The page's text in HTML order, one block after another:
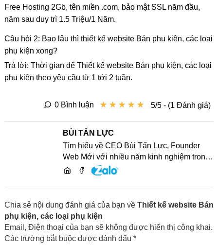
Free Hosting 2Gb, tên miền .com, bảo mật SSL năm đầu,
năm sau duy trì 1.5 Triệu/1 Năm.
Câu hỏi 2: Bao lâu thì thiết kế website Bán phụ kiện, các loại
phụ kiện xong?
Trả lời: Thời gian để Thiết kế website Bán phụ kiện, các loại
phụ kiện theo yêu cầu từ 1 tới 2 tuần.
★ ★ ★ ★ ★
★ ★ ★ ★ ★ 5/5 - (1 Đánh giá)
0 Bình luận
BÙI TẤN LỰC
Tìm hiểu về CEO Bùi Tấn Lực, Founder
Web Mới với nhiều năm kinh nghiệm trong
lĩnh vực phát triển website, SEO và chia sẻ
Chia sẻ nội dung đánh giá của bạn về Thiết kế website Bán
phụ kiện, các loại phụ kiện
Email, Điện thoại của bạn sẽ không được hiển thị công khai.
Các trường bắt buộc được đánh dấu *